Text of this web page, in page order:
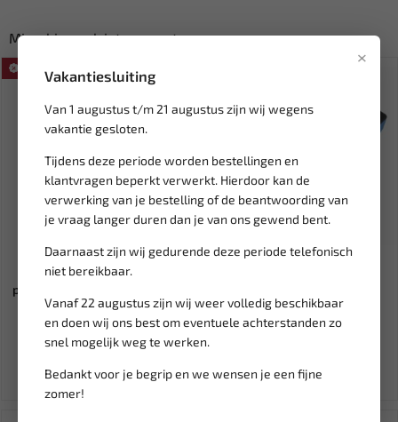
×
Vakantiesluiting
Van 1 augustus t/m 21 augustus zijn wij wegens
vakantie gesloten.
Tijdens deze periode worden bestellingen en
klantvragen beperkt verwerkt. Hierdoor kan de
verwerking van je bestelling of de beantwoording van
je vraag langer duren dan je van ons gewend bent.
Daarnaast zijn wij gedurende deze periode telefonisch
niet bereikbaar.
Vanaf 22 augustus zijn wij weer volledig beschikbaar
en doen wij ons best om eventuele achterstanden zo
snel mogelijk weg te werken.
Bedankt voor je begrip en we wensen je een fijne
zomer!
Misschien ook interessant:
WEBER TOOLS Universele
popnageltang en blindklinkm...
92,46
108,78
Ex. btw: € 76,42
29,95